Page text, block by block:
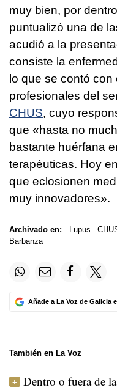
muy bien, por
puntualizó una de
acudió a la
consiste la
lo que se contó con
profesionales del
CHUS, cuyo
que «hasta no
bastante huérfana
terapéuticas. Hoy
que eclosionen
muy innovadores».
Archivado en: Lupus
Barbanza
Añade a La Voz de Galicia
También en La Voz
Dentro o fuera de